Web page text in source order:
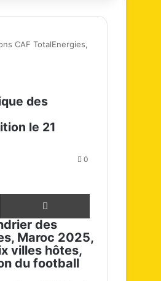
CAF TotalEnergies,
des
le 21
0
Partager par email Imprimer
des
Maroc 2025,
villes hôtes,
du football